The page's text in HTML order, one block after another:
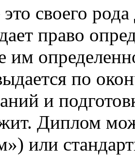
своего
право
им
по
и
Диплом
или